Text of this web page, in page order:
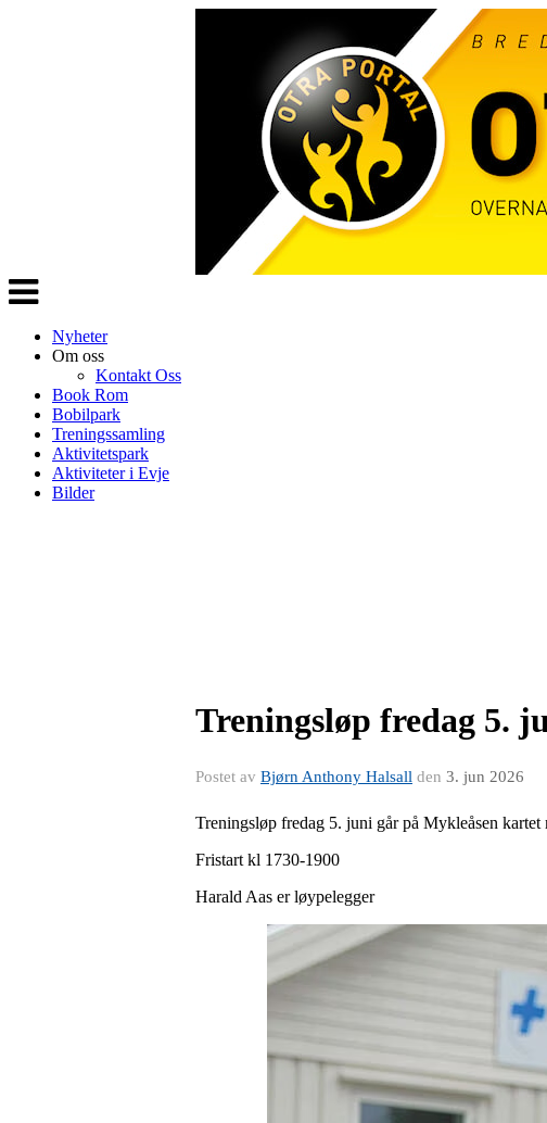
Veksle
navigasjon
Nyheter
Om oss
Kontakt Oss
Book Rom
Bobilpark
Treningssamling
Aktivitetspark
Aktiviteter i Evje
Bilder
Treningsløp fredag 5.
Postet av Bjørn Anthony Halsall den 3. jun 2026
Treningsløp fredag 5. juni går på Mykleåsen
Fristart kl 1730-1900
Harald Aas er løypelegger